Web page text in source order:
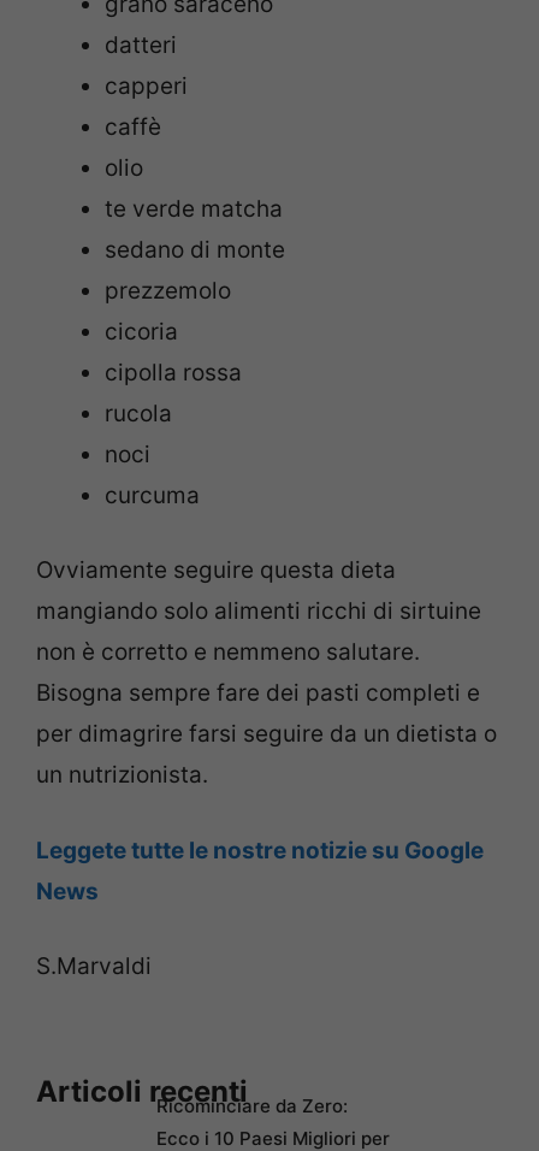
datteri
capperi
caffè
olio
te verde matcha
sedano di monte
prezzemolo
cicoria
cipolla rossa
rucola
noci
curcuma
Ovviamente seguire questa dieta
mangiando solo alimenti ricchi di sirtuine
non è corretto e nemmeno salutare.
Bisogna sempre fare dei pasti completi e
per dimagrire farsi seguire da un dietista o
un nutrizionista.
Leggete tutte le nostre notizie su Google
News
S.Marvaldi
Articoli recentiRicominciare da Zero:
Ecco i 10 Paesi Migliori per